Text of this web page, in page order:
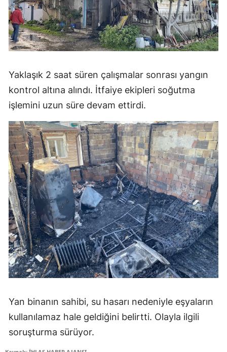
Yaklaşık 2 saat süren çalışmalar sonrası yangın
kontrol altına alındı. İtfaiye ekipleri soğutma
işlemini uzun süre devam ettirdi.
Yan binanın sahibi, su hasarı nedeniyle eşyaların
kullanılamaz hale geldiğini belirtti. Olayla ilgili
soruşturma sürüyor.